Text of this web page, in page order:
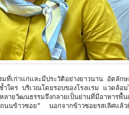
เก่าแก่และมีประวัติอย่างยาวนาน อัตลัก
ใคร บริเวณโดยรอบของโรงแรม แวดล้อ
ยวัฒนธรรมจึงกลายเป็นย่านที่มีอาหารพื้น
นนข้าวซอย" นอกจากข้าวซอยรสเลิศแล้